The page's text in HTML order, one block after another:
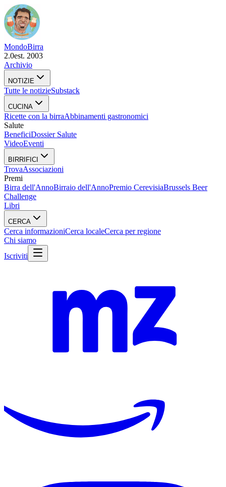
MondoBirra
2.0est. 2003
Archivio
NOTIZIE
Tutte le notizieSubstack
CUCINA
Ricette con la birraAbbinamenti gastronomici
Salute
BeneficiDossier Salute
VideoEventi
BIRRIFICI
TrovaAssociazioni
Premi
Birra dell'AnnoBirraio dell'AnnoPremio CerevisiaBrussels Beer
Challenge
Libri
CERCA
Cerca informazioniCerca localeCerca per regione
Chi siamo
Iscriviti